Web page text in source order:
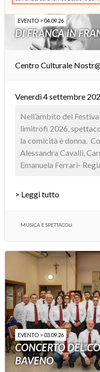
EVENTO > 04.09.26
DI FRANCA IN
Centro Culturale
Venerdì 4 settembre
Nell’ambito del
limitrofi 2026,
la comicità è donna.
Alessandra Cavalli,
Emanuela Ferrari-
> Leggi tutto
MUSICA E SPETTACOLI
EVENTO > 03.09.26
CONCERTO DEL
BAVENO